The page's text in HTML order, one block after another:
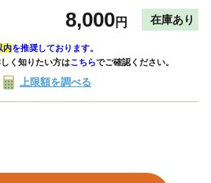
8,000円 在庫あり
内を推奨しております。
く知りたい方はこちらでご確認ください。
上限額を調べる